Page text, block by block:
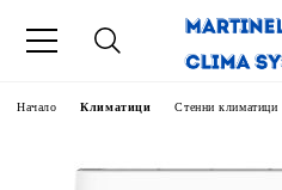
Начало Климатици Стенни климатици